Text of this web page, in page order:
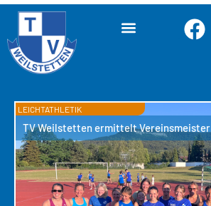
LEICHTATHLETIK
TV Weilstetten ermittelt Vereinsmeister